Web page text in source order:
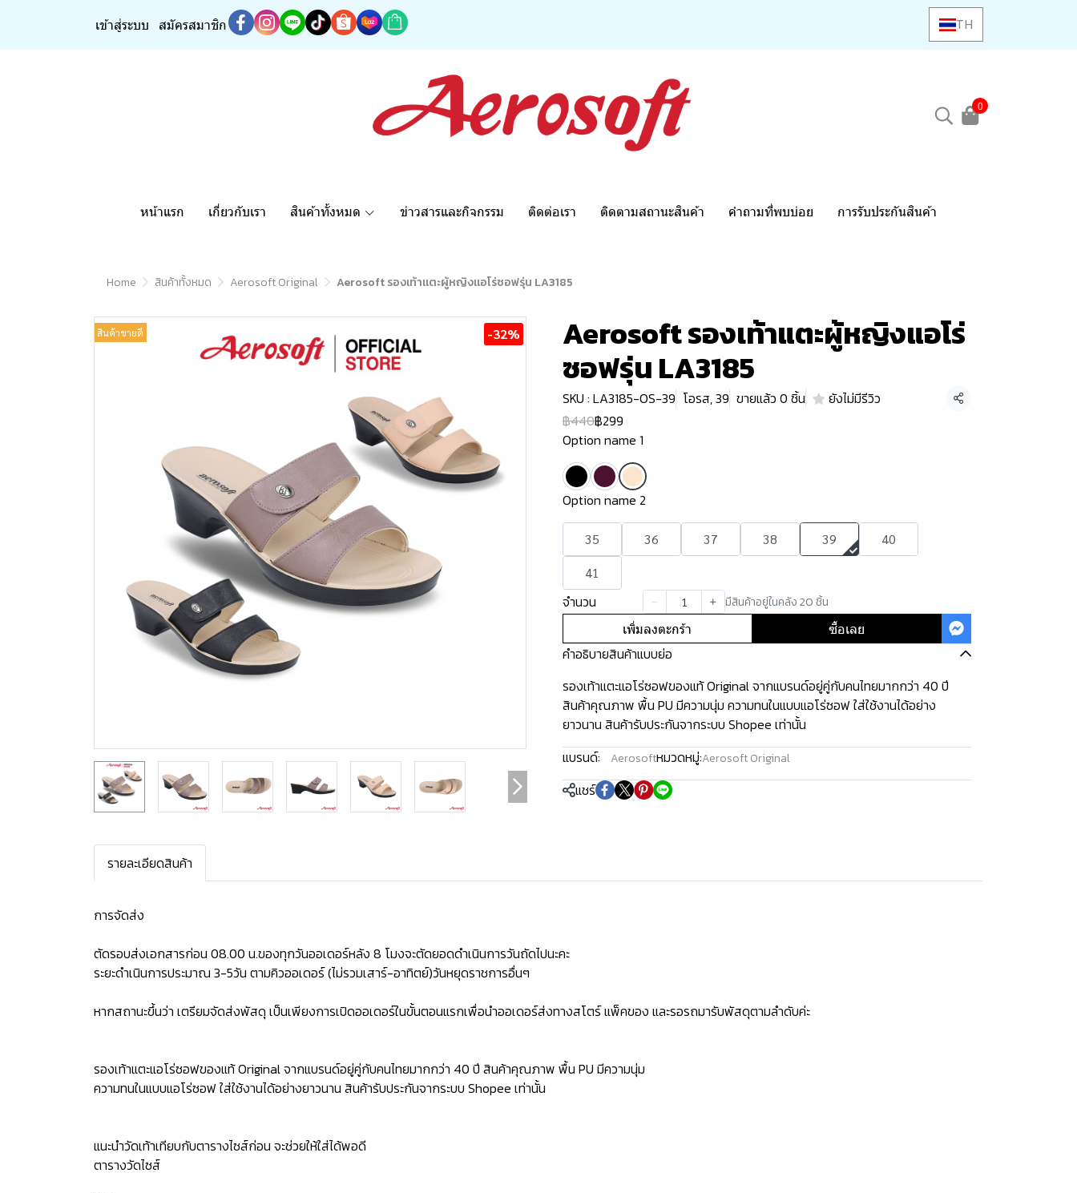
เข้าสู่ระบบ สมัครสมาชิก TH
0
หน้าแรก เกี่ยวกับเรา สินค้าทั้งหมด ข่าวสารและกิจกรรม ติดต่อเรา ติดตามสถานะสินค้า คำถามที่พบบ่อย การรับประกันสินค้า
Home สินค้าทั้งหมด Aerosoft Original Aerosoft รองเท้าแตะผู้หญิงแอโร่ซอฟรุ่น LA3185
สินค้าขายดี -32% Aerosoft รองเท้าแตะผู้หญิงแอโร่
ซอฟรุ่น LA3185
SKU : LA3185-OS-39 โอรส, 39 ขายแล้ว 0 ชิ้น ยังไม่มีรีวิว แชร์
฿440฿299
Option name 1
Option name 2
35 36 37 38 39
40
41
จำนวน
มีสินค้าอยู่ในคลัง 20 ชิ้น
เพิ่มลงตะกร้า
ซื้อเลย
คำอธิบายสินค้าแบบย่อ
รองเท้าแตะแอโร่ซอฟของแท้ Original จากแบรนด์อยู่คู่กับคนไทยมากกว่า 40 ปี
สินค้าคุณภาพ พื้น PU มีความนุ่ม ความทนในแบบแอโร่ซอฟ ใส่ใช้งานได้อย่าง
ยาวนาน สินค้ารับประกันจากระบบ Shopee เท่านั้น
แบรนด์:
Aerosoftหมวดหมู่:Aerosoft Original
แชร์
รายละเอียดสินค้า
การจัดส่ง
ตัดรอบส่งเอกสารก่อน 08.00 น.ของทุกวันออเดอร์หลัง 8 โมงจะตัดยอดดำเนินการวันถัดไปนะคะ
ระยะดำเนินการประมาณ 3-5วัน ตามคิวออเดอร์ (ไม่รวมเสาร์-อาทิตย์)วันหยุดราชการอื่นๆ
หากสถานะขึ้นว่า เตรียมจัดส่งพัสดุ เป็นเพียงการเปิดออเดอร์ในขั้นตอนแรกเพื่อนำออเดอร์ส่งทางสโตร์ แพ็คของ และรอรถมารับพัสดุตามลำดับค่ะ
รองเท้าแตะแอโร่ซอฟของแท้ Original จากแบรนด์อยู่คู่กับคนไทยมากกว่า 40 ปี สินค้าคุณภาพ พื้น PU มีความนุ่ม
ความทนในแบบแอโร่ซอฟ ใส่ใช้งานได้อย่างยาวนาน สินค้ารับประกันจากระบบ Shopee เท่านั้น
แนะนำวัดเท้าเทียบกับตารางไซส์ก่อน จะช่วยให้ใส่ได้พอดี
ตารางวัดไซส์